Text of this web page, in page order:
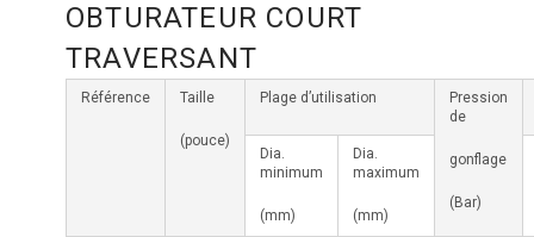
OBTURATEUR COURT
TRAVERSANT
Référence Taille
(pouce)
Plage d’utilisation
Pression
de
gonflage
(Bar)
Dia.
minimum
(mm)
Dia.
maximum
(mm)